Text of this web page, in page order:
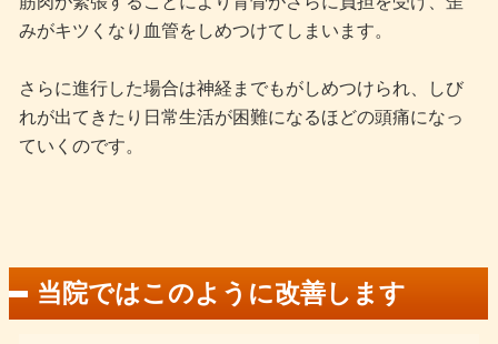
みがキツくなり血管をしめつけてしまいます。
さらに進行した場合は神経までもがしめつけられ、しび
れが出てきたり日常生活が困難になるほどの頭痛になっ
ていくのです。
当院ではこのように改善します